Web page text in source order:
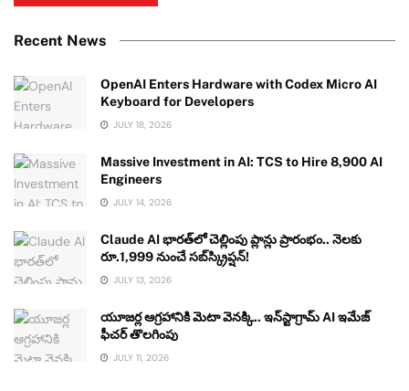
Recent News
OpenAI Enters Hardware with Codex Micro AI
Keyboard for Developers
JULY 18, 2026
Massive Investment in AI: TCS to Hire 8,900 AI
Engineers
JULY 14, 2026
Claude AI భారత్‌లో చెల్లింపు ప్లాన్లు ప్రారంభం.. నెలకు
రూ.1,999 నుంచే సబ్‌స్క్రిప్షన్!
JULY 13, 2026
యూజర్ల ఆగ్రహానికి మెటా వెనక్కి.. ఇన్‌స్టాగ్రామ్ AI ఇమేజ్
ఫీచర్ తొలగింపు
JULY 11, 2026